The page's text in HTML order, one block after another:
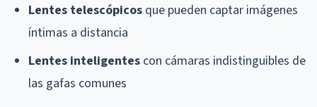
Lentes telescópicos que pueden captar imágenes
íntimas a distancia
Lentes inteligentes con cámaras indistinguibles de
las gafas comunes